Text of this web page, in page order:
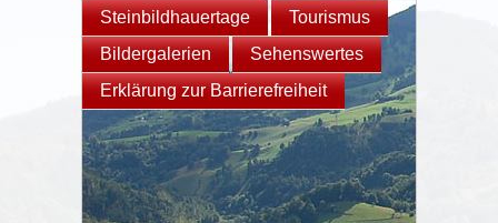
Steinbildhauertage
Tourismus
Bildergalerien
Sehenswertes
Erklärung zur Barrierefreiheit